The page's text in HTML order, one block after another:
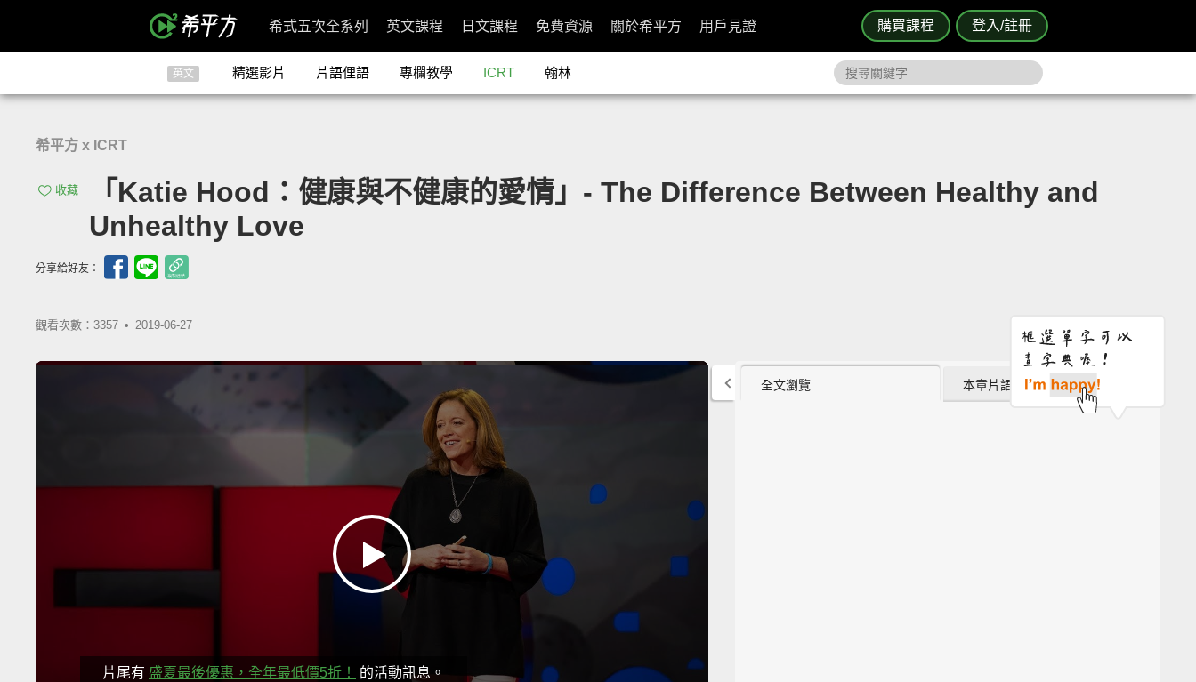
購買課程 登入/註冊
希式五次全系列 英文課程 日文課程 免費資源 關於希平方 用戶見證
英文 精選影片 片語俚語 專欄教學 ICRT 翰林
希平方 x ICRT
收藏
「Katie Hood：健康與不健康的愛情」- The Difference Between Healthy and
Unhealthy Love
分享給好友：
觀看次數：3357 • 2019-06-27
片尾有 盛夏最後優惠，全年最低價5折！ 的活動訊息。
全文瀏覽 本章片語 (0)